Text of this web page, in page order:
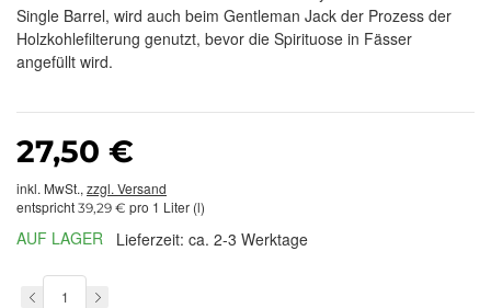
Single Barrel, wird auch beim Gentleman Jack der Prozess der
Holzkohlefilterung genutzt, bevor die Spirituose in Fässer
angefüllt wird.
27,50 €
inkl. MwSt., zzgl. Versand
entspricht 39,29 € pro 1 Liter (l)
AUF LAGER Lieferzeit: ca. 2-3 Werktage